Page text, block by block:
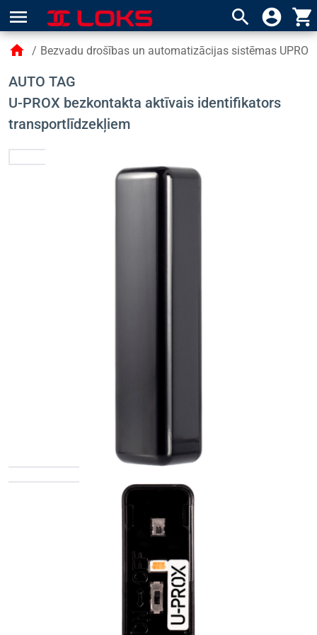
menu search account_circle shopping_cart
home / Bezvadu drošības un automatizācijas sistēmas UPROX
AUTO TAG
U-PROX bezkontakta aktīvais identifikators
transportlīdzekļiem